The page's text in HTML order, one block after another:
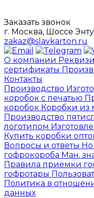
Заказать звонок
г. Москва, Шоссе
zakaz@slavkarton.ru
О компании
сертификаты
Контакты
Производство
коробок с печатью
коробок Коробки из
Производство
логотипом
Купить коробки
Вопросы и ответы
гофрокороба Ман.
Правила приемки
гофротары
Политика в
данных